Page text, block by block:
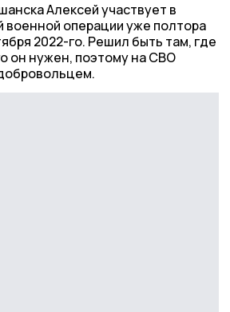
Алексей участвует в
военной операции уже полтора
2022-го. Решил быть там, где
он нужен, поэтому на СВО